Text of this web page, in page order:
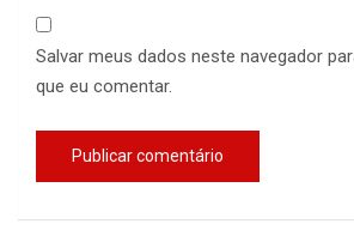
Salvar meus dados neste navegador
que eu comentar.